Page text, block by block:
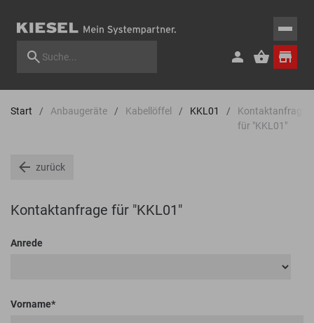
Start Anbaugeräte Kabellöffel KKL01
Kontaktanfrage
für "KKL01"
zurück
Kontaktanfrage für "KKL01"
Anrede
Vorname